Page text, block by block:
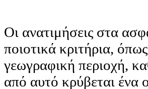
Οι ανατιμήσεις στα
ποιοτικά κριτήρια,
γεωγραφική περιοχή,
από αυτό κρύβεται